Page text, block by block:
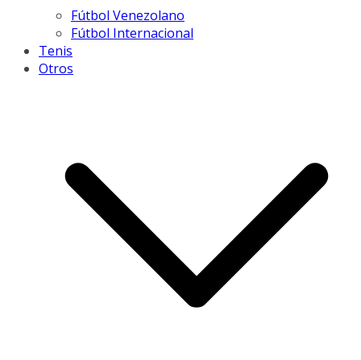
Fútbol Venezolano
Fútbol Internacional
Tenis
Otros